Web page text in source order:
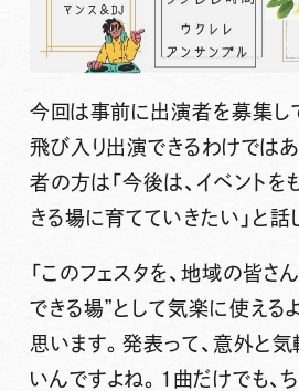
今回は事前に出演者を募集し
飛び入り出演できるわけでは
者の方は「今後は、イベントを
きる場に育てていきたい」と話
「このフェスタを、地域の皆さ
できる場”として気楽に使える
思います。発表って、意外と
いんですよね。1曲だけでも、